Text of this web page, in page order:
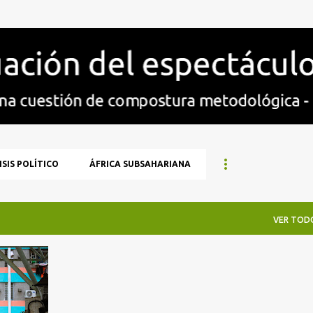
POLÍTICO ÁFRICA SUBSAHARIANA
VER
+